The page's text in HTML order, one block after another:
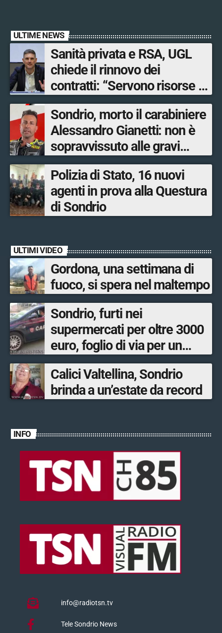
ULTIME NEWS
Sanità privata e RSA, UGL
chiede il rinnovo dei
contratti: “Servono risorse e
salari adeguati”
Sondrio, morto il carabiniere
Alessandro Gianetti: non è
sopravvissuto alle gravi
ustioni
Polizia di Stato, 16 nuovi
agenti in prova alla Questura
di Sondrio
ULTIMI VIDEO
Gordona, una settimana di
fuoco, si spera nel maltempo
Sondrio, furti nei
supermercati per oltre 3000
euro, foglio di via per un
ventinovenne
Calici Valtellina, Sondrio
brinda a un’estate da record
INFO
info@radiotsn.tv
Tele Sondrio News